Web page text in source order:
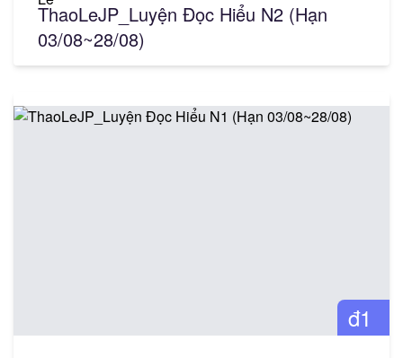
ThaoLeJP_Luyện Đọc Hiểu N2 (Hạn
03/08~28/08)
đ1